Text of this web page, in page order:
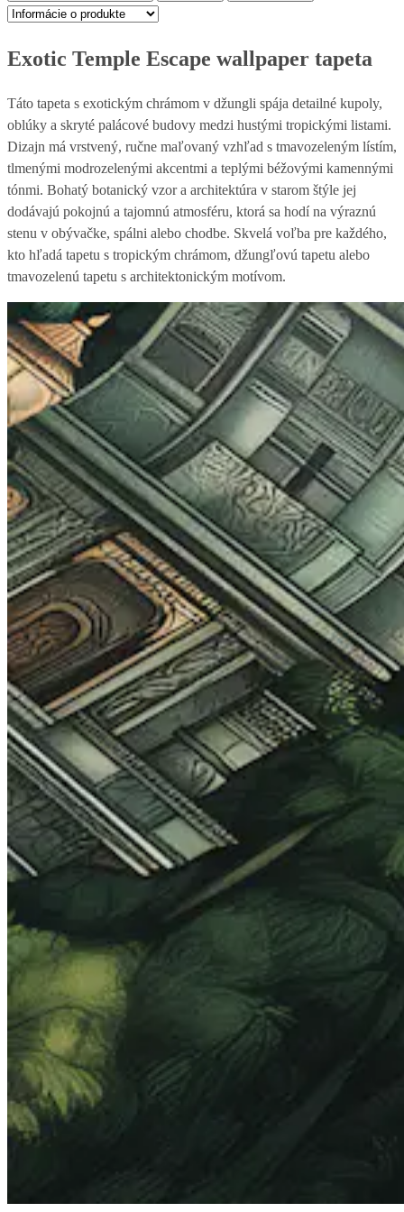
Exotic Temple Escape wallpaper tapeta
Táto tapeta s exotickým chrámom v džungli spája detailné kupoly,
oblúky a skryté palácové budovy medzi hustými tropickými listami.
Dizajn má vrstvený, ručne maľovaný vzhľad s tmavozeleným lístím,
tlmenými modrozelenými akcentmi a teplými béžovými kamennými
tónmi. Bohatý botanický vzor a architektúra v starom štýle jej
dodávajú pokojnú a tajomnú atmosféru, ktorá sa hodí na výraznú
stenu v obývačke, spálni alebo chodbe. Skvelá voľba pre každého,
kto hľadá tapetu s tropickým chrámom, džungľovú tapetu alebo
tmavozelenú tapetu s architektonickým motívom.